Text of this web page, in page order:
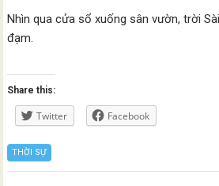
Nhìn qua cửa sổ xuống sân vườn, trời
đạm.
Share this:
Twitter Facebook
THỜI SỰ